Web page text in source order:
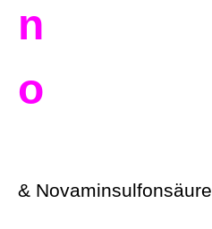
n
o
& Novaminsulfonsäure